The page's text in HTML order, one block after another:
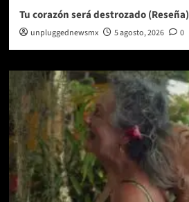
Tu corazón será destrozado (Reseña)
unpluggednewsmx 5 agosto, 2026 0